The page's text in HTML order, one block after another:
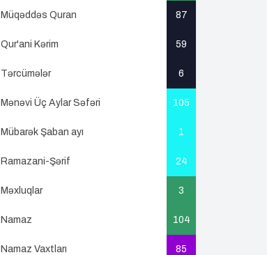
Müqəddəs Quran 87
Qur'ani Kərim 59
Tərcümələr 6
Mənəvi Üç Aylar Səfəri 105
Mübarək Şaban ayı 1
Ramazani-Şərif 24
Məxluqlar 3
Namaz 104
Namaz Vaxtları 85